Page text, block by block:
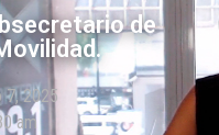
de
7, 2025
am